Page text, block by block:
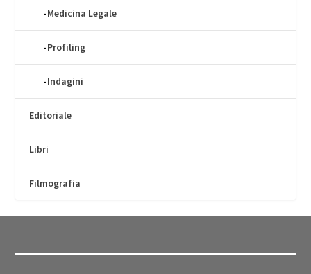
Medicina Legale
Profiling
Indagini
Editoriale
Libri
Filmografia